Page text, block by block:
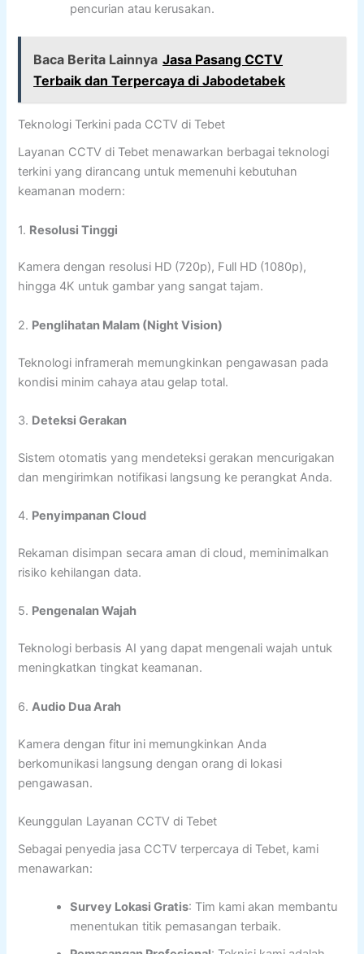
pencurian atau kerusakan.
Baca Berita Lainnya Jasa Pasang CCTV
Terbaik dan Terpercaya di Jabodetabek
Teknologi Terkini pada CCTV di Tebet
Layanan CCTV di Tebet menawarkan berbagai teknologi
terkini yang dirancang untuk memenuhi kebutuhan
keamanan modern:
1. Resolusi Tinggi
Kamera dengan resolusi HD (720p), Full HD (1080p),
hingga 4K untuk gambar yang sangat tajam.
2. Penglihatan Malam (Night Vision)
Teknologi inframerah memungkinkan pengawasan pada
kondisi minim cahaya atau gelap total.
3. Deteksi Gerakan
Sistem otomatis yang mendeteksi gerakan mencurigakan
dan mengirimkan notifikasi langsung ke perangkat Anda.
4. Penyimpanan Cloud
Rekaman disimpan secara aman di cloud, meminimalkan
risiko kehilangan data.
5. Pengenalan Wajah
Teknologi berbasis AI yang dapat mengenali wajah untuk
meningkatkan tingkat keamanan.
6.Audio Dua Arah
Kamera dengan fitur ini memungkinkan Anda
berkomunikasi langsung dengan orang di lokasi
pengawasan.
Keunggulan Layanan CCTV di Tebet
Sebagai penyedia jasa CCTV terpercaya di Tebet, kami
menawarkan:
Survey Lokasi Gratis: Tim kami akan membantu
menentukan titik pemasangan terbaik.